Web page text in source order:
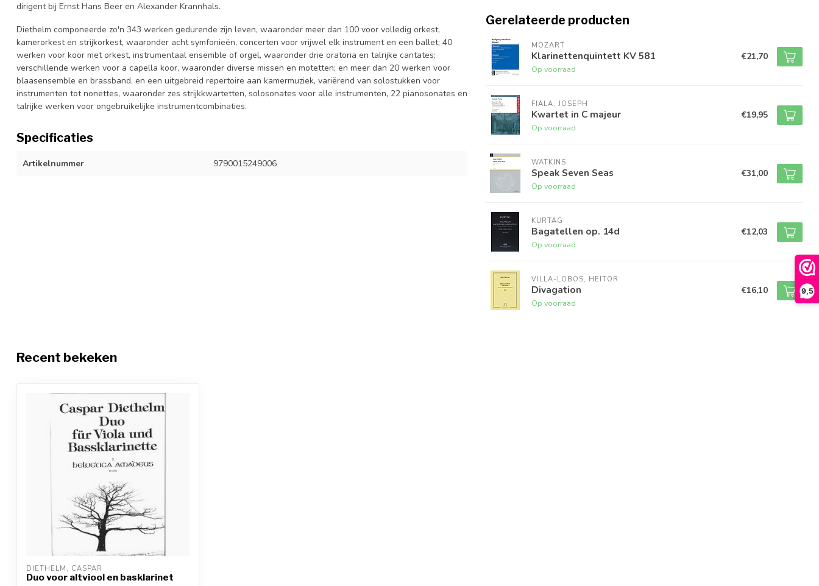
9,5
dirigent bij Ernst Hans Beer en Alexander Krannhals.
Diethelm componeerde zo'n 343 werken gedurende zijn leven, waaronder meer dan 100 voor volledig orkest,
kamerorkest en strijkorkest, waaronder acht symfonieën, concerten voor vrijwel elk instrument en een ballet; 40
werken voor koor met orkest, instrumentaal ensemble of orgel, waaronder drie oratoria en talrijke cantates;
verschillende werken voor a capella koor, waaronder diverse missen en motetten; en meer dan 20 werken voor
blaasensemble en brassband. en een uitgebreid repertoire aan kamermuziek, variërend van solostukken voor
instrumenten tot nonettes, waaronder zes strijkkwartetten, solosonates voor alle instrumenten, 22 pianosonates en
talrijke werken voor ongebruikelijke instrumentcombinaties.
Specificaties
Artikelnummer 9790015249006
Gerelateerde producten
MOZART
Klarinettenquintett KV 581
Op voorraad
€21,70
FIALA, JOSEPH
Kwartet in C majeur
Op voorraad
€19,95
WATKINS
Speak Seven Seas
Op voorraad
€31,00
KURTAG
Bagatellen op. 14d
Op voorraad
€12,03
VILLA-LOBOS, HEITOR
Divagation
Op voorraad
€16,10
Recent bekeken
DIETHELM, CASPAR
Duo voor altviool en basklarinet